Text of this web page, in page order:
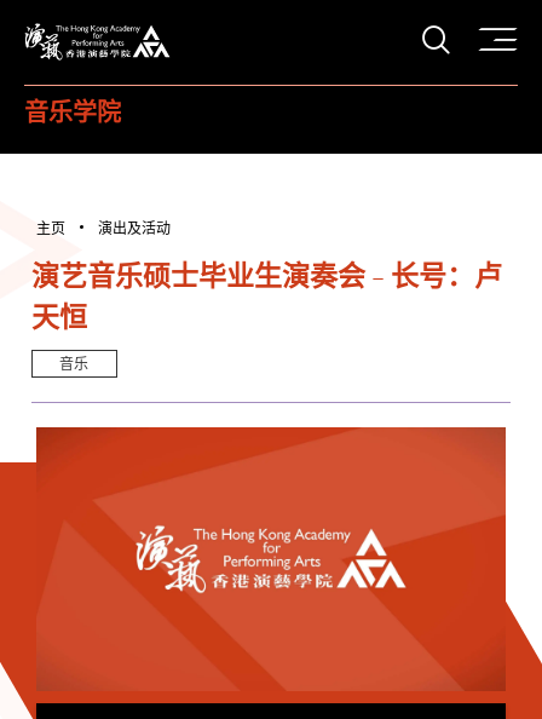
打开
音乐学院
主页 演出及活动
演艺音乐硕士毕业生演奏会 - 长号：卢
天恒
音乐